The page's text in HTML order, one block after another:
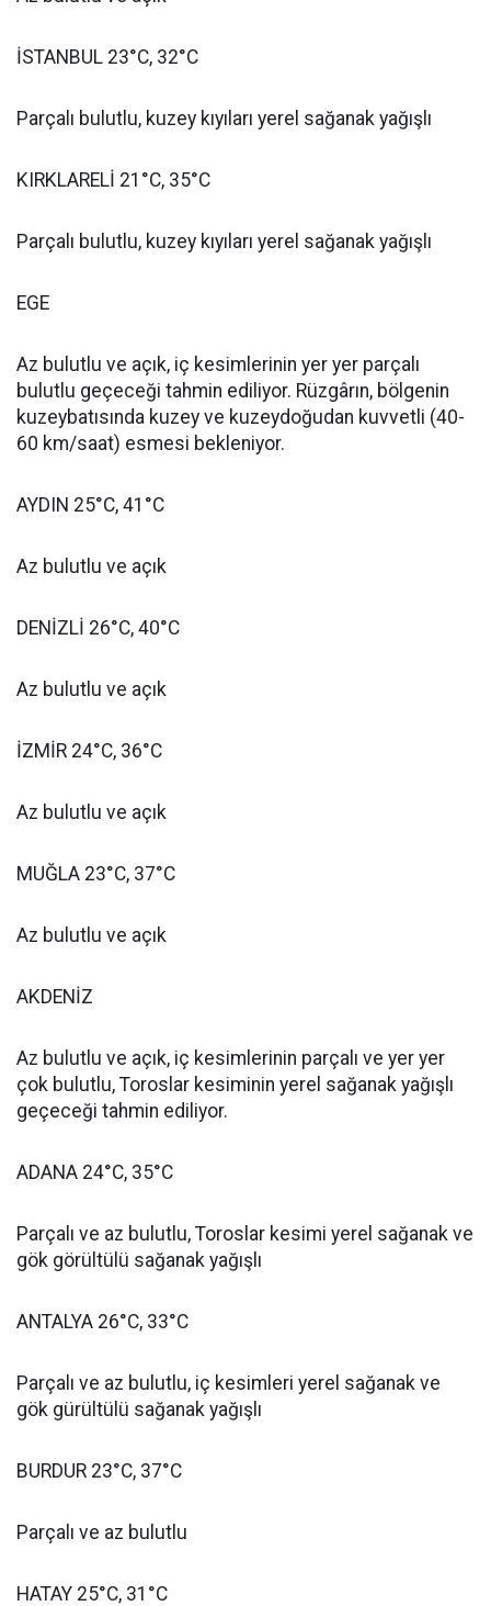
İSTANBUL 23°C, 32°C
Parçalı bulutlu, kuzey kıyıları yerel sağanak yağışlı
KIRKLARELİ 21°C, 35°C
Parçalı bulutlu, kuzey kıyıları yerel sağanak yağışlı
EGE
Az bulutlu ve açık, iç kesimlerinin yer yer parçalı
bulutlu geçeceği tahmin ediliyor. Rüzgârın, bölgenin
kuzeybatısında kuzey ve kuzeydoğudan kuvvetli (40-
60 km/saat) esmesi bekleniyor.
AYDIN 25°C, 41°C
Az bulutlu ve açık
DENİZLİ 26°C, 40°C
Az bulutlu ve açık
İZMİR 24°C, 36°C
Az bulutlu ve açık
MUĞLA 23°C, 37°C
Az bulutlu ve açık
AKDENİZ
Az bulutlu ve açık, iç kesimlerinin parçalı ve yer yer
çok bulutlu, Toroslar kesiminin yerel sağanak yağışlı
geçeceği tahmin ediliyor.
ADANA 24°C, 35°C
Parçalı ve az bulutlu, Toroslar kesimi yerel sağanak ve
gök görültülü sağanak yağışlı
ANTALYA 26°C, 33°C
Parçalı ve az bulutlu, iç kesimleri yerel sağanak ve
gök gürültülü sağanak yağışlı
BURDUR 23°C, 37°C
Parçalı ve az bulutlu
HATAY 25°C, 31°C